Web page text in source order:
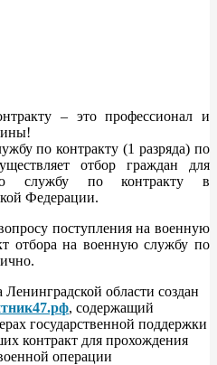
– это профессионал и
по контракту (1 разряда) по
отбор граждан для
службу по контракту в
Федерации.
поступления на военную
отбора на военную службу по
области создан
, содержащий
государственной поддержки
контракт для прохождения
операции